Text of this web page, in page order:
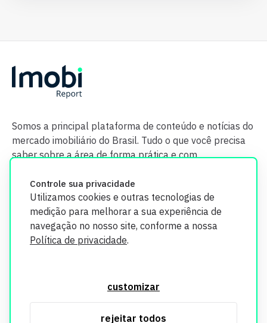
Controle sua privacidade
Utilizamos cookies e outras tecnologias de
medição para melhorar a sua experiência de
navegação no nosso site, conforme a nossa
Política de privacidade.
customizar
rejeitar todos
Somos a principal plataforma de conteúdo e notícias do
mercado imobiliário do Brasil. Tudo o que você precisa
saber sobre a área de forma prática e com
segurança. Todos os dados coletados em nosso site são
utilizados exclusivamente para fins de aprimoramento de
informações, consulte nossa Política de Privacidade.